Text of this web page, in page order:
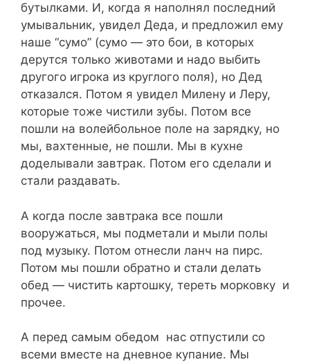
бутылками. И, когда я наполнял последний
умывальник, увидел Деда, и предложил ему
наше “сумо” (сумо — это бои, в которых
дерутся только животами и надо выбить
другого игрока из круглого поля), но Дед
отказался. Потом я увидел Милену и Леру,
которые тоже чистили зубы. Потом все
пошли на волейбольное поле на зарядку, но
мы, вахтенные, не пошли. Мы в кухне
доделывали завтрак. Потом его сделали и
стали раздавать.
А когда после завтрака все пошли
вооружаться, мы подметали и мыли полы
под музыку. Потом отнесли ланч на пирс.
Потом мы пошли обратно и стали делать
обед — чистить картошку, тереть морковку и
прочее.
А перед самым обедом нас отпустили со
всеми вместе на дневное купание. Мы